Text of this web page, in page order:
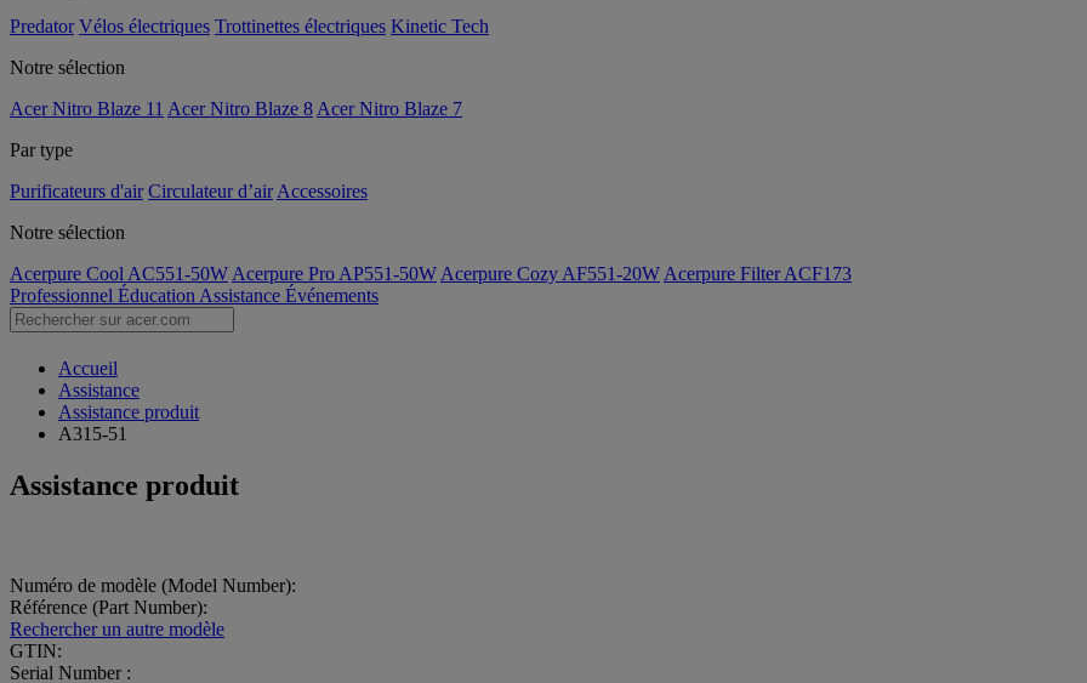
Predator Vélos électriques Trottinettes électriques Kinetic Tech
Notre sélection
Acer Nitro Blaze 11 Acer Nitro Blaze 8 Acer Nitro Blaze 7
Par type
Purificateurs d'air Circulateur d’air Accessoires
Notre sélection
Acerpure Cool AC551-50W Acerpure Pro AP551-50W Acerpure Cozy AF551-20W Acerpure Filter ACF173
Professionnel Éducation Assistance Événements
Accueil
Assistance
Assistance produit
A315-51
Assistance produit
Numéro de modèle (Model Number):
Référence (Part Number):
Rechercher un autre modèle
GTIN:
Serial Number :